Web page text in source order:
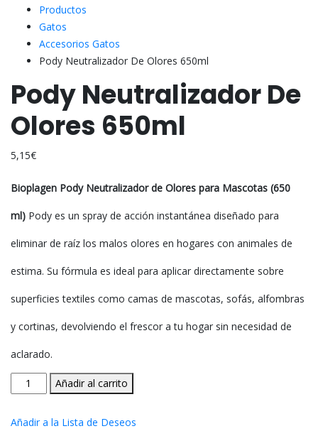
Productos
Gatos
Accesorios Gatos
Pody Neutralizador De Olores 650ml
Pody Neutralizador De
Olores 650ml
5,15€
Bioplagen Pody Neutralizador de Olores para Mascotas (650
ml) Pody es un spray de acción instantánea diseñado para
eliminar de raíz los malos olores en hogares con animales de
estima. Su fórmula es ideal para aplicar directamente sobre
superficies textiles como camas de mascotas, sofás, alfombras
y cortinas, devolviendo el frescor a tu hogar sin necesidad de
aclarado.
Pody
Neutralizador
Añadir al carrito
Añadir a la Lista de Deseos